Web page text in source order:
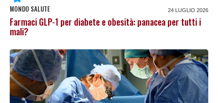
MONDO SALUTE 24 LUGLIO 2026
Farmaci GLP-1 per diabete e obesità: panacea per tutti i
mali?